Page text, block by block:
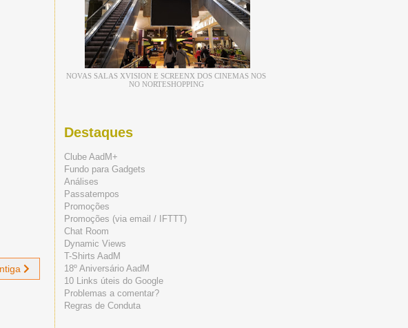
NOVAS SALAS XVISION E SCREENX DOS CINEMAS NOS
NO NORTESHOPPING
Destaques
Clube AadM+
Fundo para Gadgets
Análises
Passatempos
Promoções
Promoções (via email / IFTTT)
Chat Room
Dynamic Views
T-Shirts AadM
18º Aniversário AadM
10 Links úteis do Google
Problemas a comentar?
Regras de Conduta